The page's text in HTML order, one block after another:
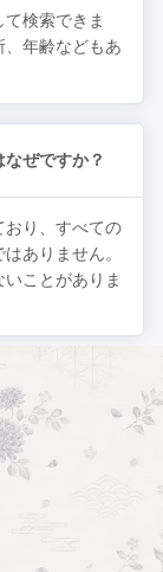
検索できま
年齢などもあ
ぜですか？
おり、すべての
ありません。
ことがありま